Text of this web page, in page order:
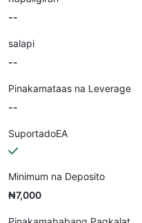
--
salapi
--
Pinakamataas na Leverage
--
SuportadoEA
Minimum na Deposito
₦7,000